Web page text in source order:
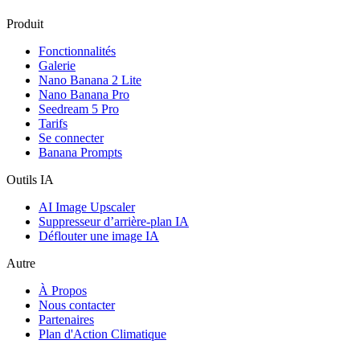
Produit
Fonctionnalités
Galerie
Nano Banana 2 Lite
Nano Banana Pro
Seedream 5 Pro
Tarifs
Se connecter
Banana Prompts
Outils IA
AI Image Upscaler
Suppresseur d’arrière-plan IA
Déflouter une image IA
Autre
À Propos
Nous contacter
Partenaires
Plan d'Action Climatique